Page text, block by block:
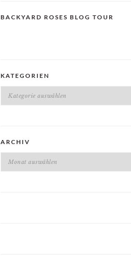
BACKYARD ROSES BLOG TOUR
KATEGORIEN
Kategorien
ARCHIV
Archiv